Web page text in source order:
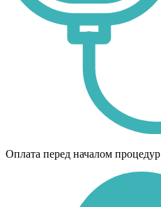
Оплата перед началом процедур